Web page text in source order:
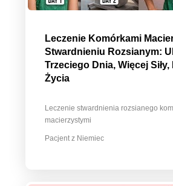
Leczenie Komórkami
Stwardnieniu Rozsianym:
Trzeciego Dnia, Więcej
Życia
Leczenie stwardnienia rozsianego
macierzystymi
Pacjent z Niemiec